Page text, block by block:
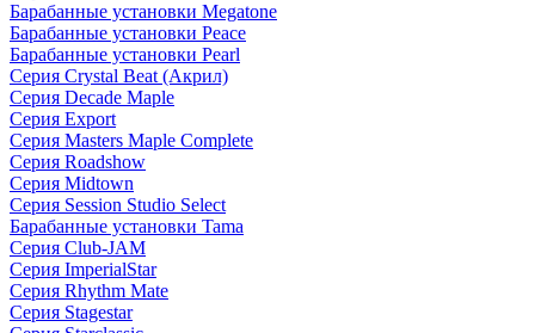
Барабанные установки Megatone
Барабанные установки Peace
Барабанные установки Pearl
Серия Crystal Beat (Акрил)
Серия Decade Maple
Серия Export
Серия Masters Maple Complete
Серия Roadshow
Серия Midtown
Серия Session Studio Select
Барабанные установки Tama
Серия Club-JAM
Серия ImperialStar
Серия Rhythm Mate
Серия Stagestar